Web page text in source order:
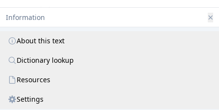
रामलक्ष्मणसूर्येन्दुजटायुःश्रुतिपूजित ।
मदनान्तक सर्वेश वैद्यनाथ नमोऽस्तु ते ॥ ५ ॥
प्रपञ्चभिषगीशान नीलकण्ठ महेश्वर ।
उमापते लोकनाथ मणिमन्त्रौषधीश्वर ।
Information ×
About this text
Dictionary lookup
Resources
Settings